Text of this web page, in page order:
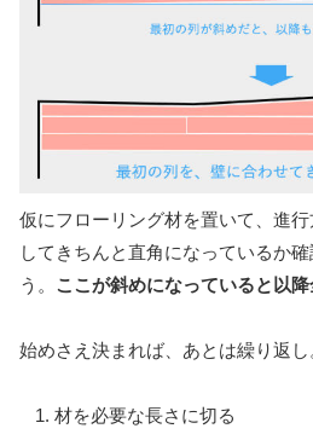
仮にフローリング材を置いて、進
してきちんと直角になっているか
う。 ここが斜めになっていると以降
始めさえ決まれば、あとは繰り返し
材を必要な長さに切る